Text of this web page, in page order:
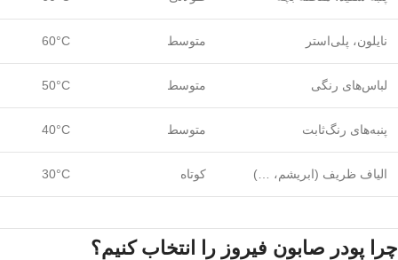
نایلون، پلی‌استر متوسط 60°C
لباس‌های رنگی متوسط 50°C
پنبه‌های رنگ‌ثابت متوسط 40°C
الیاف ظریف (ابریشم، …) کوتاه 30°C
چرا پودر صابون فیروز را انتخاب کنیم؟